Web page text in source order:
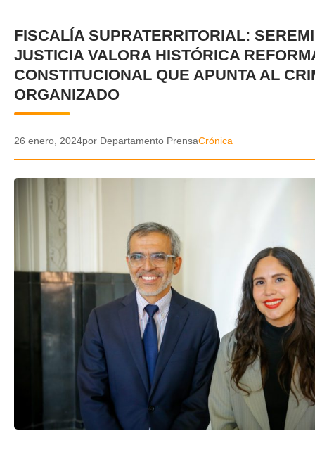
DEPORTES
ENTRETENIMIENTO Y CULTURA
POLICIAL
GALERIA DE FOTOS
APP MÓVIL
TRANSPARENCIA
✕
FISCALÍA SUPRATERRITORIAL:
JUSTICIA VALORA HISTÓRICA
CONSTITUCIONAL QUE APUNTA AL
ORGANIZADO
26 enero, 2024por Departamento PrensaCrónica